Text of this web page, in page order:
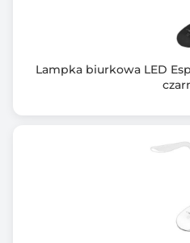
Lampka biurkowa LED